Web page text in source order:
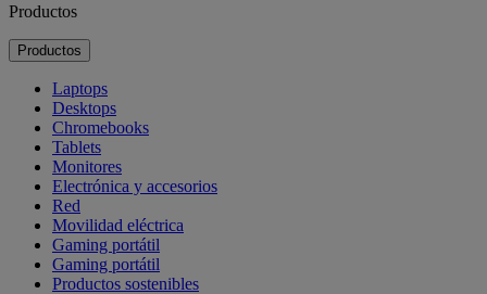
Productos
Productos
Laptops
Desktops
Chromebooks
Tablets
Monitores
Electrónica y accesorios
Red
Movilidad eléctrica
Gaming portátil
Gaming portátil
Productos sostenibles